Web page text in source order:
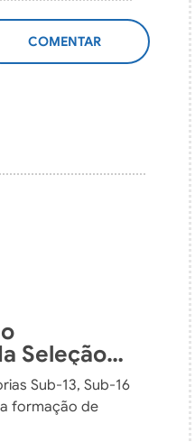
ADICIONAR
COMENTÁRIO
Seleção
Sub-13, Sub-16
formação de